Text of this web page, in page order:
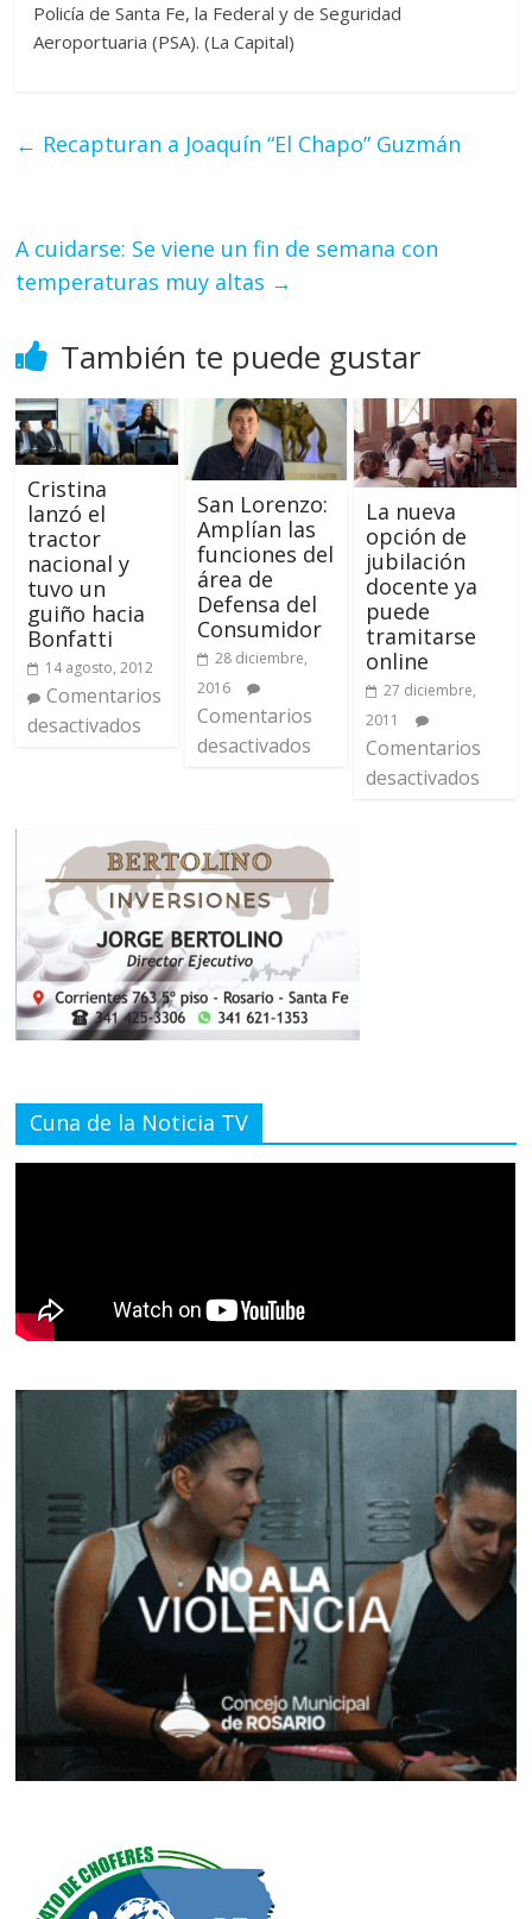
Policía de Santa Fe, la Federal y de Seguridad
Aeroportuaria (PSA). (La Capital)
← Recapturan a Joaquín “El Chapo” Guzmán
A cuidarse: Se viene un fin de semana con
temperaturas muy altas →
También te puede gustar
Cristina
lanzó el
tractor
nacional y
tuvo un
guiño hacia
Bonfatti
14 agosto, 2012
Comentarios
desactivados
San Lorenzo:
Amplían las
funciones del
área de
Defensa del
Consumidor
28 diciembre,
2016
Comentarios
desactivados
La nueva
opción de
jubilación
docente ya
puede
tramitarse
online
27 diciembre,
2011
Comentarios
desactivados
Cuna de la Noticia TV